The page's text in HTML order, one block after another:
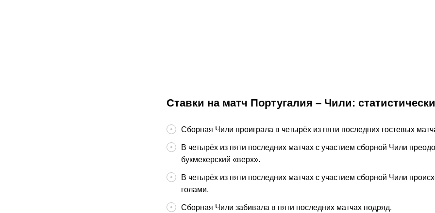
Ставки на матч Португалия – Чили:
Сборная Чили проиграла в четырёх из пяти последних гостевых
В четырёх из пяти последних матчах с участием сборной Чили
букмекерский «верх».
В четырёх из пяти последних матчах с участием сборной Чили
голами.
Сборная Чили забивала в пяти последних матчах подряд.